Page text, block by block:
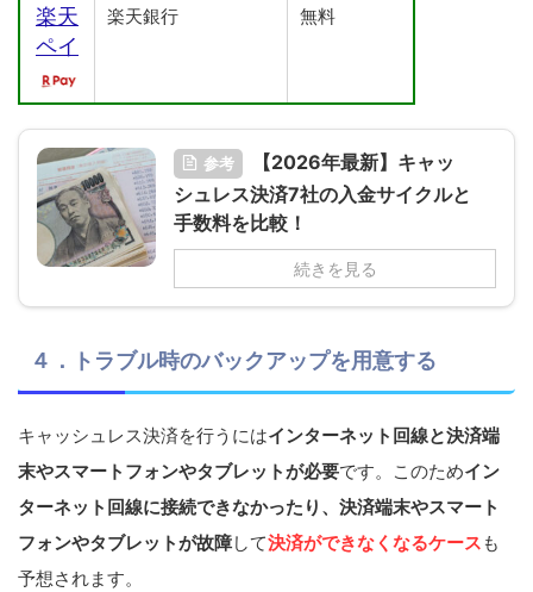
楽天
ペイ
楽天銀行 無料
参考
【2026年最新】キャッ
シュレス決済7社の入金サイクルと
手数料を比較！
続きを見る
４．トラブル時のバックアップを用意する
キャッシュレス決済を行うにはインターネット回線と決済端
末やスマートフォンやタブレットが必要です。このためイン
ターネット回線に接続できなかったり、決済端末やスマート
フォンやタブレットが故障して決済ができなくなるケース も
予想されます。